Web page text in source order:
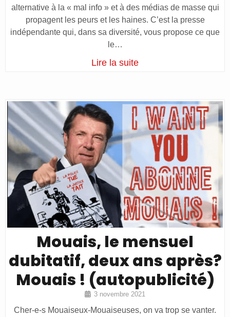
alternative à la « mal info » et à des médias de masse qui
propagent les peurs et les haines. C’est la presse
indépendante qui, dans sa diversité, vous propose ce que
le…
Lire la suite
Mouais, le mensuel
dubitatif, deux ans après?
Mouais ! (autopublicité)
3 novembre 2021
Cher-e-s Mouaiseux-Mouaiseuses, on va trop se vanter.